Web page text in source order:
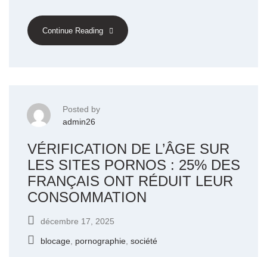
Continue Reading
Posted by
admin26
VÉRIFICATION DE L’ÂGE SUR
LES SITES PORNOS : 25% DES
FRANÇAIS ONT RÉDUIT LEUR
CONSOMMATION
décembre 17, 2025
blocage pornographie société